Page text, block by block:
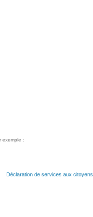
exemple :
Déclaration de services aux citoyens